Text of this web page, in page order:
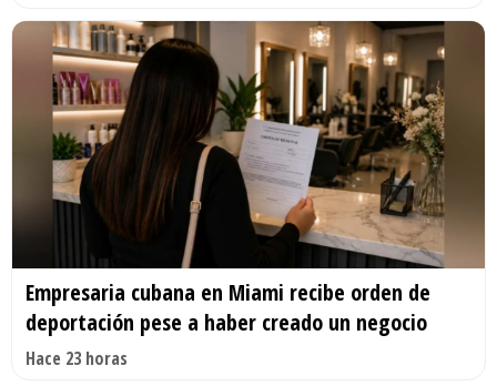
Empresaria cubana en Miami recibe orden de
deportación pese a haber creado un negocio
Hace 23 horas